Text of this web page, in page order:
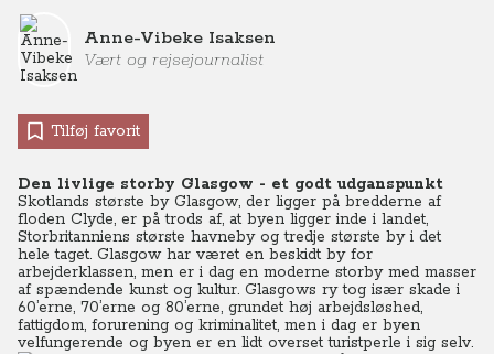
Anne-Vibeke Isaksen
Vært og rejsejournalist
Tilføj favorit
Den livlige storby Glasgow - et godt udganspunkt
Skotlands største by Glasgow, der ligger på bredderne af
floden Clyde, er på trods af, at byen ligger inde i landet,
Storbritanniens største havneby og tredje største by i det
hele taget. Glasgow har været en beskidt by for
arbejderklassen, men er i dag en moderne storby med masser
af spændende kunst og kultur. Glasgows ry tog især skade i
60’erne, 70’erne og 80’erne, grundet høj arbejdsløshed,
fattigdom, forurening og kriminalitet, men i dag er byen
velfungerende og byen er en lidt overset turistperle i sig selv.